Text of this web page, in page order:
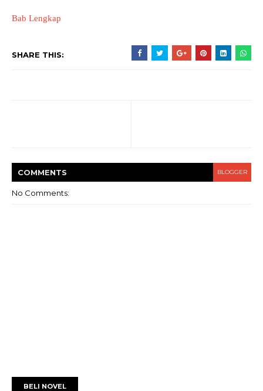
Bab Lengkap
SHARE THIS:
COMMENTS BLOGGER
No Comments:
BELI NOVEL